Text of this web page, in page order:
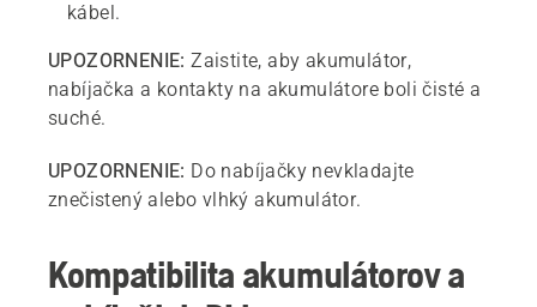
kábel.
UPOZORNENIE: Zaistite, aby akumulátor,
nabíjačka a kontakty na akumulátore boli čisté a
suché.
UPOZORNENIE: Do nabíjačky nevkladajte
znečistený alebo vlhký akumulátor.
Kompatibilita akumulátorov a